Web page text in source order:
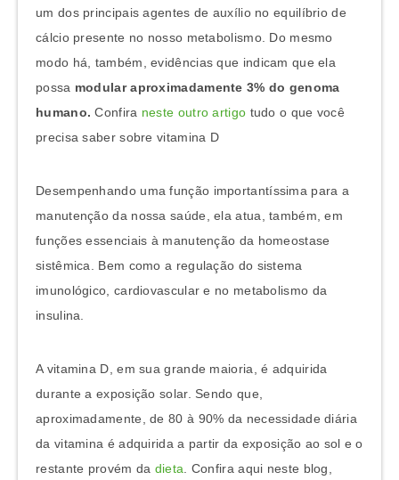
um dos principais agentes de auxílio no equilíbrio de
cálcio presente no nosso metabolismo. Do mesmo
modo há, também, evidências que indicam que ela
possa modular aproximadamente 3% do genoma
humano.Confira neste outro artigo tudo o que você
precisa saber sobre vitamina D
Desempenhando uma função importantíssima para a
manutenção da nossa saúde, ela atua, também, em
funções essenciais à manutenção da homeostase
sistêmica. Bem como a regulação do sistema
imunológico, cardiovascular e no metabolismo da
insulina.
A vitamina D, em sua grande maioria, é adquirida
durante a exposição solar. Sendo que,
aproximadamente, de 80 à 90% da necessidade diária
da vitamina é adquirida a partir da exposição ao sol e o
restante provém da dieta . Confira aqui neste blog,